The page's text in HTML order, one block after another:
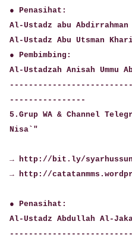
● Penasihat:
Al-Ustadz abu Abdirrahman
Al-Ustadz Abu Utsman
● Pembimbing:
Al-Ustadzah Anisah Ummu
----------------
5.Grup WA & Channel
Nisa`"
→ http://bit.ly/
→ http://
● Penasihat:
Al-Ustadz Abdullah Al-